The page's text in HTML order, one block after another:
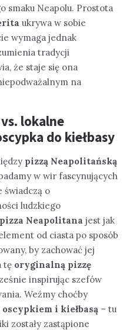
smaku Neapolu. Prostota
ukrywa w sobie
wymaga jednak
tradycji
że staje się ona
na
lokalne
do kiełbasy
pizzą Neapolitańską
w wir fascynujących
świadczą o
ludzkiego
pizza Neapolitana jest jak
od ciasta po sposób
by zachować jej
tę oryginalną pizzę
inspirując szefów
Weźmy choćby
i kiełbasą – tu
zostały zastąpione